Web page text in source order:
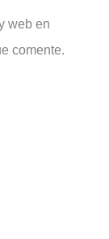
web en
comente.